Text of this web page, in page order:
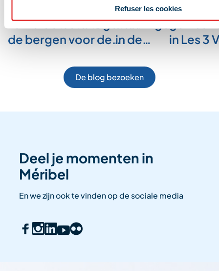
Refuser les cookies
zomeractiviteiten in
de bergen voor de…
Ik heb raften in de
Savoie getest
Bijzondere
afdalingen in
in de…
in Les 3
De blog bezoeken
Deel je momenten in
Méribel
En we zijn ook te vinden op de sociale media